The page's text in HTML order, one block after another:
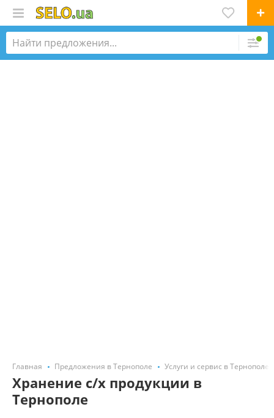
Главная Предложения в Тернополе Услуги и сервис в Тернополе
Хранение с/х продукции в
Тернополе